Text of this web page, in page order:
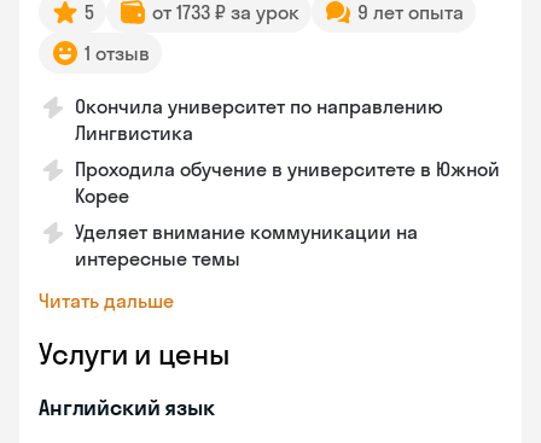
5 от 1733 ₽ за урок
9 лет опыта
1 отзыв
Окончила университет по направлению
Лингвистика
Проходила обучение в университете в Южной
Корее
Уделяет внимание коммуникации на
интересные темы
Читать дальше
Услуги и цены
Английский язык